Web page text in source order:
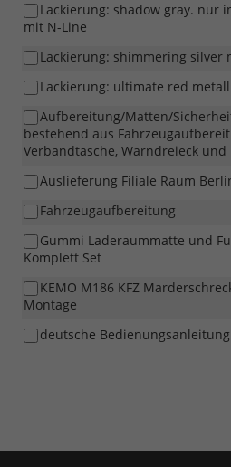
Lackierung: shadow gray. nur
mit N-Line
Lackierung: shimmering silver
Lackierung: ultimate red
Aufbereitung/Matten/
bestehend aus
Verbandtasche, Warndreieck und
Auslieferung Filiale Raum
Fahrzeugaufbereitung
Gummi Laderaummatte und
Komplett Set
KEMO M186 KFZ
Montage
deutsche Bedienungsanleitung